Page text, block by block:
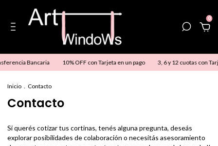
0
Bancaria 10% OFF con Tarjeta en un pago 3, 6 y 12 cuotas con
Inicio . Contacto
Contacto
Si querés cotizar tus cortinas, tenés alguna pregunta, deseás
explorar posibilidades de colaboración o necesitás asesoramiento